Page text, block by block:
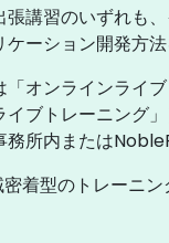
張講習のいずれも
ーション開発方
オンラインライ
イブトレーニング
所内または
着型のトレーニン